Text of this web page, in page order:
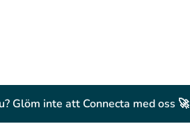
Glöm inte att Connecta med oss 🚀